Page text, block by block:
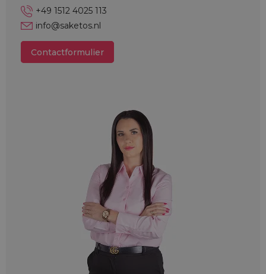
+49 1512 4025 113
info@saketos.nl
Contactformulier